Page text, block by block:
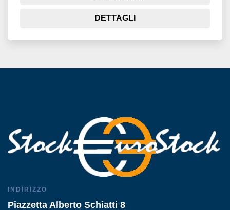
DETTAGLI
INDIRIZZO
Piazzetta Alberto Schiatti 8